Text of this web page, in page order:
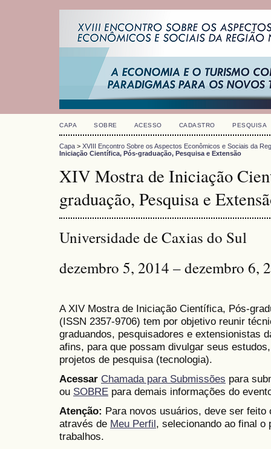
CAPA SOBRE ACESSO CADASTRO PESQUISA
Capa > XVIII Encontro Sobre os Aspectos Econômicos e Sociais da
Iniciação Científica, Pós-graduação, Pesquisa e Extensão
XIV Mostra de Iniciação
graduação, Pesquisa e
Universidade de Caxias do Sul
dezembro 5, 2014 – dezembro 6,
A XIV Mostra de Iniciação Científica, Pós-
(ISSN 2357-9706) tem por objetivo reunir
graduandos, pesquisadores e extensionistas
afins, para que possam divulgar seus
projetos de pesquisa (tecnologia).
Acessar Chamada para Submissões para
ou SOBRE para demais informações do
Atenção: Para novos usuários, deve ser
através de Meu Perfil, selecionando ao final o
trabalhos.